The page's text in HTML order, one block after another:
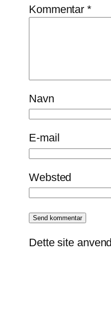
Kommentar*
Navn
E-mail
Websted
Dette site